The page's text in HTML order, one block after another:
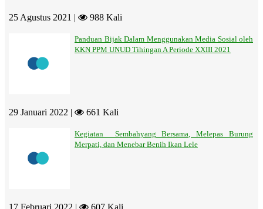
25 Agustus 2021 | 988 Kali
Panduan Bijak Dalam Menggunakan Media Sosial oleh
KKN PPM UNUD Tihingan A Periode XXIII 2021
29 Januari 2022 | 661 Kali
Kegiatan Sembahyang Bersama, Melepas Burung
Merpati, dan Menebar Benih Ikan Lele
17 Februari 2022 | 607 Kali